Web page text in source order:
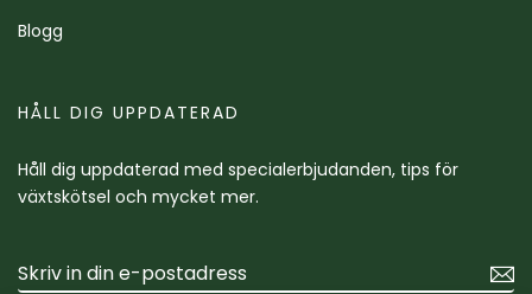
Blogg
HÅLL DIG UPPDATERAD
Håll dig uppdaterad med specialerbjudanden, tips för
växtskötsel och mycket mer.